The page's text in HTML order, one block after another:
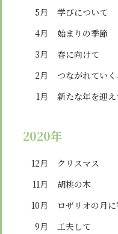
5月
学びについて
4月
始まりの季節
3月
春に向けて
2月
つながれてい
1月
新たな年を迎え
2020年
12月
クリスマス
11月
胡桃の木
10月
ロザリオの月
9月
工夫して